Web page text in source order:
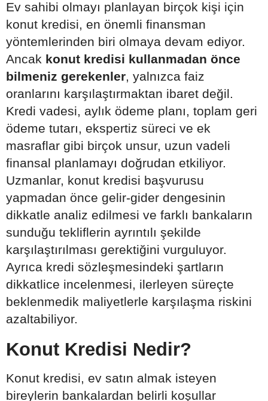
Ev sahibi olmayı planlayan birçok kişi için
konut kredisi, en önemli finansman
yöntemlerinden biri olmaya devam ediyor.
Ancak konut kredisi kullanmadan önce
bilmeniz gerekenler, yalnızca faiz
oranlarını karşılaştırmaktan ibaret değil.
Kredi vadesi, aylık ödeme planı, toplam geri
ödeme tutarı, ekspertiz süreci ve ek
masraflar gibi birçok unsur, uzun vadeli
finansal planlamayı doğrudan etkiliyor.
Uzmanlar, konut kredisi başvurusu
yapmadan önce gelir-gider dengesinin
dikkatle analiz edilmesi ve farklı bankaların
sunduğu tekliflerin ayrıntılı şekilde
karşılaştırılması gerektiğini vurguluyor.
Ayrıca kredi sözleşmesindeki şartların
dikkatlice incelenmesi, ilerleyen süreçte
beklenmedik maliyetlerle karşılaşma riskini
azaltabiliyor.
Konut Kredisi Nedir?
Konut kredisi, ev satın almak isteyen
bireylerin bankalardan belirli koşullar